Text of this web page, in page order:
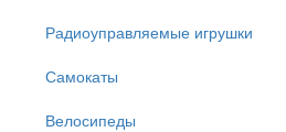
Радиоуправляемые игрушки
Самокаты
Велосипеды